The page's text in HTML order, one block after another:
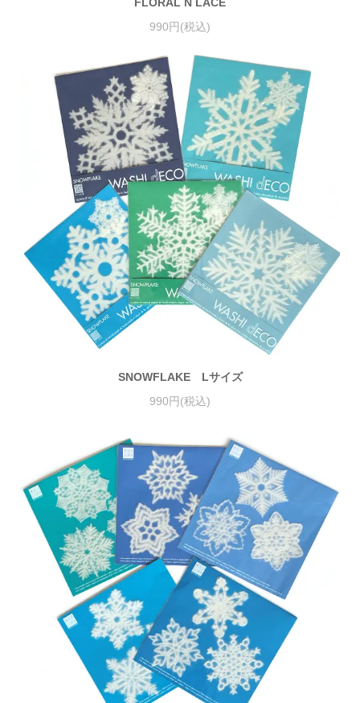
FLORAL N LACE
990円(税込)
SNOWFLAKE Lサイズ
990円(税込)